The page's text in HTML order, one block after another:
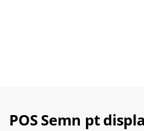
POS Semn pt